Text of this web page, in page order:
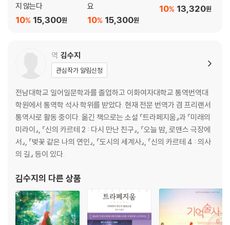
지 않는다
15,300원
10%
요
15,300원
10%
13,320원
10%
역 김수지
관심작가 알림신청
전남대학교 일어일문학과를 졸업하고 이화여자대학교 통역번역대
학원에서 통역학 석사 학위를 받았다. 현재 전문 번역가 겸 프리랜서
통역사로 활동 중이다. 옮긴 책으로는 소설 『트라페지움』과 『미래의
미라이』, 『신의 카르테 2 : 다시 만난 친구』, 『오늘 밤, 로맨스 극장에
서』, 『벚꽃 같은 나의 연인』, 『도시의 세계사』, 『신의 카르테 4 : 의사
의 길』 등이 있다.
김수지의 다른 상품